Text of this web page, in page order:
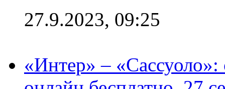
27.9.2023, 09:25
«Интер» –